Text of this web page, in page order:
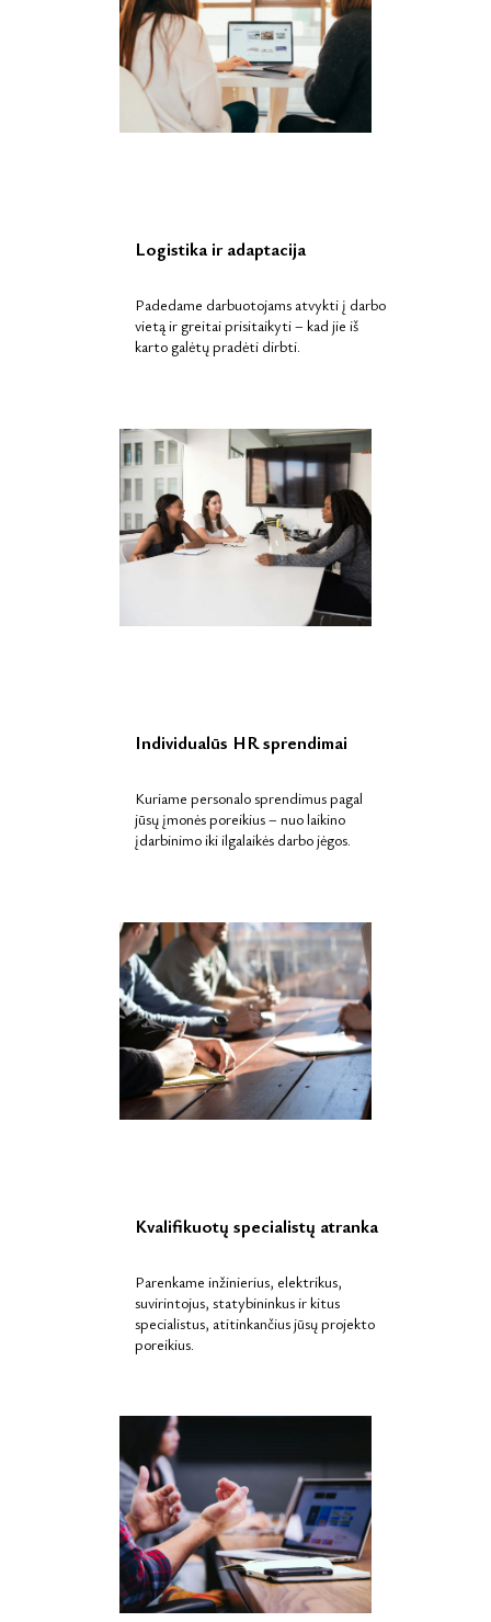
Logistika ir adaptacija
Padedame darbuotojams atvykti į darbo
vietą ir greitai prisitaikyti – kad jie iš
karto galėtų pradėti dirbti.
Individualūs HR sprendimai
Kuriame personalo sprendimus pagal
jūsų įmonės poreikius – nuo laikino
įdarbinimo iki ilgalaikės darbo jėgos.
Kvalifikuotų specialistų atranka
Parenkame inžinierius, elektrikus,
suvirintojus, statybininkus ir kitus
specialistus, atitinkančius jūsų projekto
poreikius.